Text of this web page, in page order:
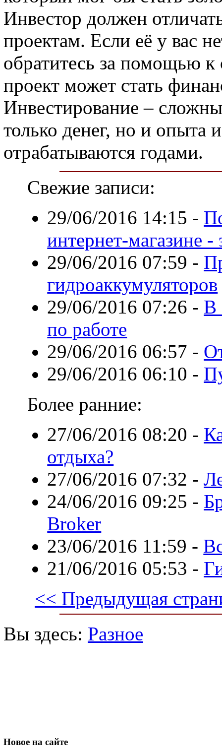
Инвестор должен
проектам. Если её у вас
обратитесь за помощью
проект может стать
Инвестирование –
только денег, но и опыта
отрабатываются годами.
Свежие записи:
29/06/2016 14:15 -
интернет-магазине -
29/06/2016 07:59 -
гидроаккумуляторов
29/06/2016 07:26 - В
по работе
29/06/2016 06:57 -
29/06/2016 06:10 -
Более ранние:
27/06/2016 08:20 -
отдыха?
27/06/2016 07:32 -
24/06/2016 09:25 -
Broker
23/06/2016 11:59 -
21/06/2016 05:53 -
<< Предыдущая
Вы здесь: Разное
Новое на сайте